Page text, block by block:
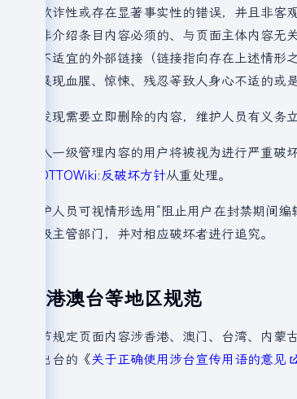
2.欺诈性或存在显著事实性的错误，并且非客
3.非介绍条目内容必须的、与页面主体内容无
4.不适宜的外部链接（链接指向存在上述情形
5.展现血腥、惊悚、残忍等致人身心不适的或
若发现需要立即删除的内容，维护人员有义务
引入一级管理内容的用户将被视为进行严重
OTTOWiki:反破坏方针从重处理。
维护人员可视情形选用“阻止用户在封禁期间
上级主管部门，并对相应破坏者进行追究。
涉港澳台等地区规范
本节规定页面内容涉香港、澳门、台湾、内
办出台的《关于正确使用涉台宣传用语的意见